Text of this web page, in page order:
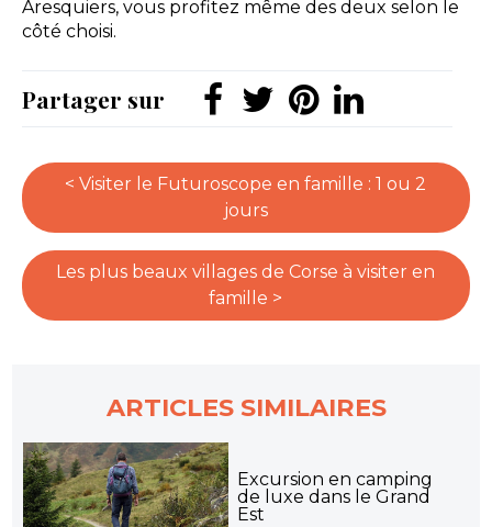
Aresquiers, vous profitez même des deux selon le
côté choisi.
Partager sur
< Visiter le Futuroscope en famille : 1 ou 2
jours
Les plus beaux villages de Corse à visiter en
famille >
ARTICLES SIMILAIRES
Excursion en camping
de luxe dans le Grand
Est